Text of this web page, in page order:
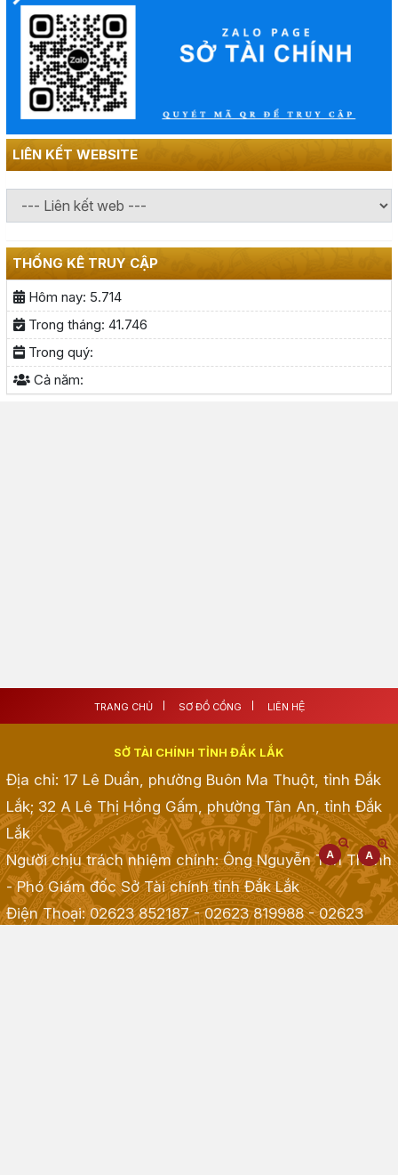
LIÊN KẾT WEBSITE
THỐNG KÊ TRUY CẬP
Hôm nay: 5.714
Trong tháng: 41.746
Trong quý:
Cả năm:
TRANG CHỦ SƠ ĐỒ CỔNG LIÊN HỆ
SỞ TÀI CHÍNH TỈNH ĐẮK LẮK
Địa chỉ: 17 Lê Duẩn, phường Buôn Ma Thuột, tỉnh Đắk
Lắk; 32 A Lê Thị Hồng Gấm, phường Tân An, tỉnh Đắk
Lắk
Người chịu trách nhiệm chính: Ông Nguyễn Tấn Thành
- Phó Giám đốc Sở Tài chính tỉnh Đắk Lắk
Điện Thoại: 02623 852187 - 02623 819988 - 02623